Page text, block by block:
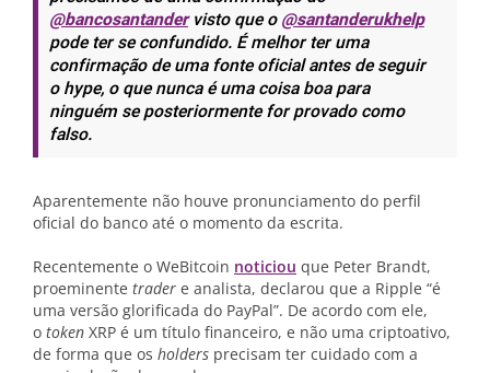
@bancosantandervisto que o@santanderukhelp
pode ter se confundido. É melhor ter uma
confirmação de uma fonte oficial antes de seguir
o hype, o que nunca é uma coisa boa para
ninguém se posteriormente for provado como
falso.
Aparentemente não houve pronunciamento do perfil
oficial do banco até o momento da escrita.
Recentemente o WeBitcoin noticiou que Peter Brandt,
proeminente trader e analista, declarou que a Ripple “é
uma versão glorificada do PayPal”. De acordo com ele,
o token XRP é um título financeiro, e não uma criptoativo,
de forma que os holders precisam ter cuidado com a